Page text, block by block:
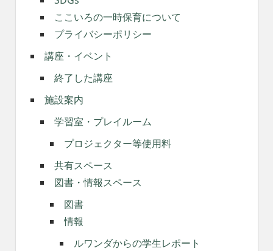
ここいろの一時保育について
プライバシーポリシー
講座・イベント
終了した講座
施設案内
学習室・プレイルーム
プロジェクター等使用料
共有スペース
図書・情報スペース
図書
情報
ルワンダからの学生レポート